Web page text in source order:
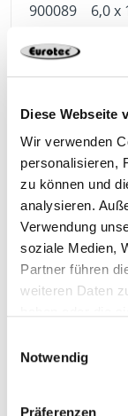
Diese Webseite
Wir verwenden
personalisieren,
zu können und
analysieren.
Verwendung
soziale Medien,
Partner führen
weiteren Daten
Notwendig
Präferenzen
900089 6,0 x
70 mm
200 Pieces
110148 8,0 x
30 mm
100 Pieces